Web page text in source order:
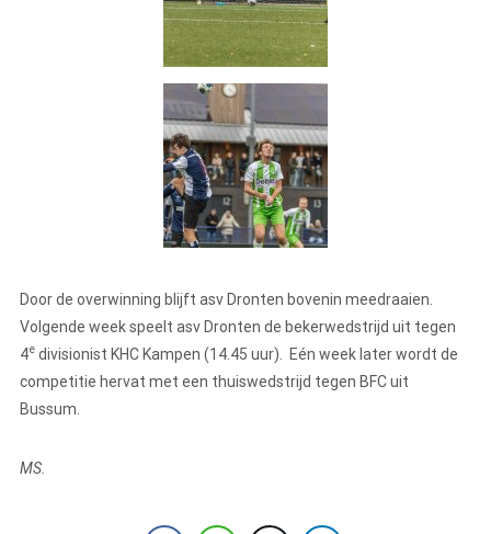
Door de overwinning blijft asv Dronten bovenin meedraaien.
Volgende week speelt asv Dronten de bekerwedstrijd uit tegen
4e divisionist KHC Kampen (14.45 uur). Eén week later wordt de
competitie hervat met een thuiswedstrijd tegen BFC uit
Bussum.
MS.